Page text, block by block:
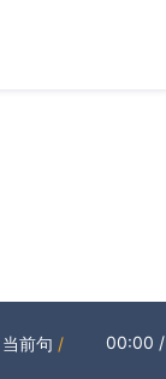
当前句 / 00:00 /